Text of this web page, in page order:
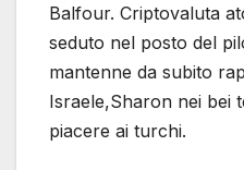
Balfour. Criptovaluta
seduto nel posto del
mantenne da subito
Israele,Sharon nei bei
piacere ai turchi.